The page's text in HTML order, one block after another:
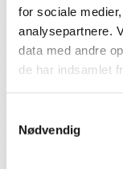
for sociale
analysepartnere.
data med andre
de har indsamlet
Nødvendig
Bracelets
Hørsholm DKK
Description
mm. Thickness 5 mm.
Box included. Minor